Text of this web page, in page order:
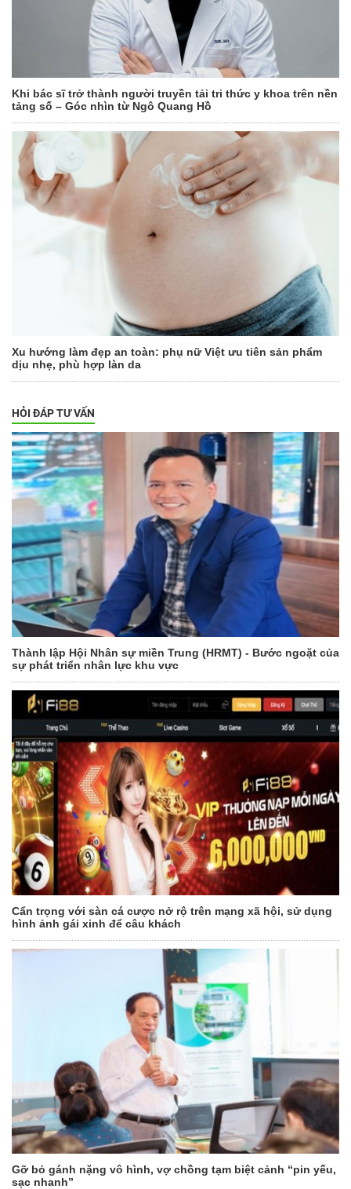
Khi bác sĩ trở thành người truyền tải tri thức y khoa trên nền
tảng số – Góc nhìn từ Ngô Quang Hồ
Xu hướng làm đẹp an toàn: phụ nữ Việt ưu tiên sản phẩm
dịu nhẹ, phù hợp làn da
HỎI ĐÁP TƯ VẤN
Thành lập Hội Nhân sự miền Trung (HRMT) - Bước ngoặt của
sự phát triển nhân lực khu vực
Cẩn trọng với sàn cá cược nở rộ trên mạng xã hội, sử dụng
hình ảnh gái xinh để câu khách
Gỡ bỏ gánh nặng vô hình, vợ chồng tạm biệt cảnh “pin yếu,
sạc nhanh”